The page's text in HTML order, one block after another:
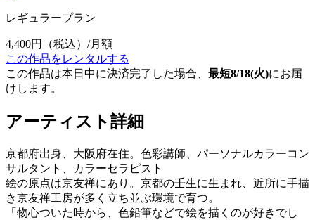
レギュラープラン
4,400円
（税込）/月額
この作品をレンタルする
この作品は本日中に決済完了した場合、 最短8/18(火)にお届
けします。
アーティスト詳細
京都府出身、大阪府在住。色彩講師、パーソナルカラーコン
サルタント、カラーセラピスト
絵の原点は京友禅にあり。京都の壬生に生まれ、近所に手描
き京友禅工房が多く立ち並ぶ環境で育つ。
「物心ついた時から、色鉛筆などで絵を描くのが好きでし